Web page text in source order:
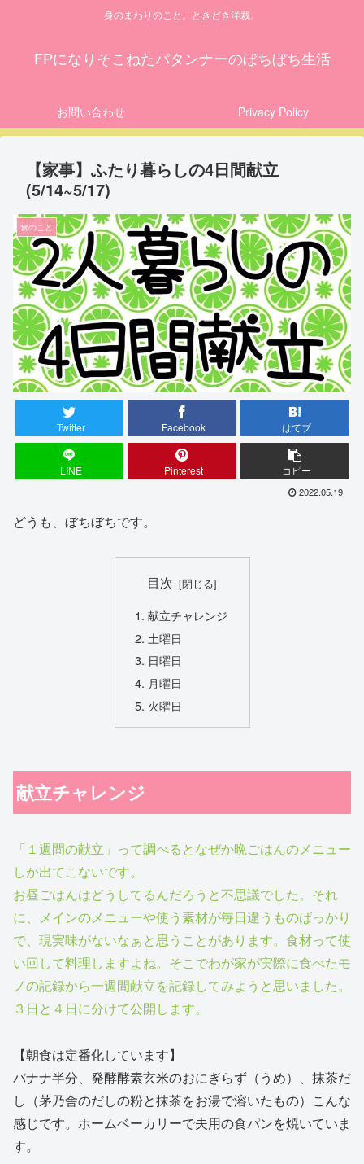
身のまわりのこと。ときどき洋裁。
FPになりそこねたパタンナーのぼちぼち生活
お問い合わせ Privacy Policy
【家事】ふたり暮らしの4日間献立
(5/14~5/17)
食のこと
Twitter Facebook はてブ
LINE Pinterest コピー
2022.05.19
どうも、ぼちぼちです。
目次
献立チャレンジ
土曜日
日曜日
月曜日
火曜日
献立チャレンジ
「１週間の献立」って調べるとなぜか晩ごはんのメニュー
しか出てこないです。
お昼ごはんはどうしてるんだろうと不思議でした。それ
に、メインのメニューや使う素材が毎日違うものばっかり
で、現実味がないなぁと思うことがあります。食材って使
い回して料理しますよね。そこでわが家が実際に食べたモ
ノの記録から一週間献立を記録してみようと思いました。
３日と４日に分けて公開します。
【朝食は定番化しています】
バナナ半分、発酵酵素玄米のおにぎらず（うめ）、抹茶だ
し（茅乃舎のだしの粉と抹茶をお湯で溶いたもの）こんな
感じです。ホームベーカリーで夫用の食パンを焼いていま
す。